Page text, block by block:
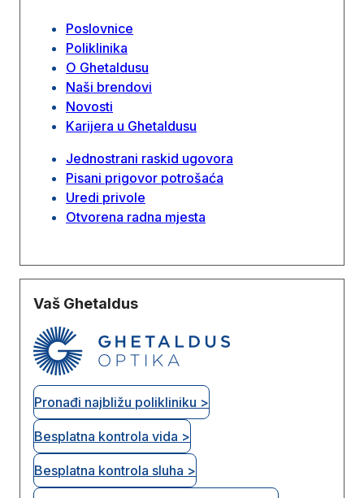
Poslovnice
Poliklinika
O Ghetaldusu
Naši brendovi
Novosti
Karijera u Ghetaldusu
Jednostrani raskid ugovora
Pisani prigovor potrošaća
Uredi privole
Otvorena radna mjesta
Vaš Ghetaldus
Pronađi najbližu polikliniku >
Besplatna kontrola vida >
Besplatna kontrola sluha >